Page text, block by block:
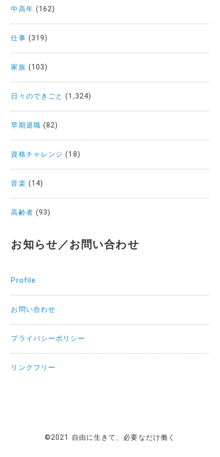
中高年 (162)
仕事 (319)
家族 (103)
日々のできごと (1,324)
早期退職 (82)
資格チャレンジ (18)
音楽 (14)
高齢者 (93)
お知らせ／お問い合わせ
Profile
お問い合わせ
プライバシーポリシー
リンクフリー
©2021 自由に生きて、必要なだけ働く